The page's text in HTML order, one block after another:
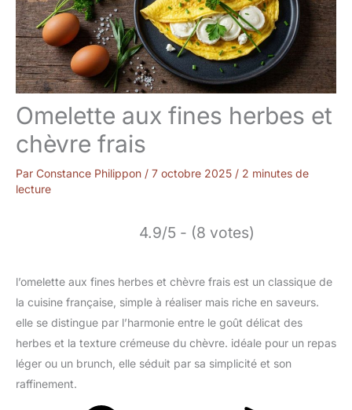
Omelette aux fines herbes et
chèvre frais
Par Constance Philippon / 7 octobre 2025 / 2 minutes de
lecture
4.9/5 - (8 votes)
l’omelette aux fines herbes et chèvre frais est un classique de
la cuisine française, simple à réaliser mais riche en saveurs.
elle se distingue par l’harmonie entre le goût délicat des
herbes et la texture crémeuse du chèvre. idéale pour un repas
léger ou un brunch, elle séduit par sa simplicité et son
raffinement.